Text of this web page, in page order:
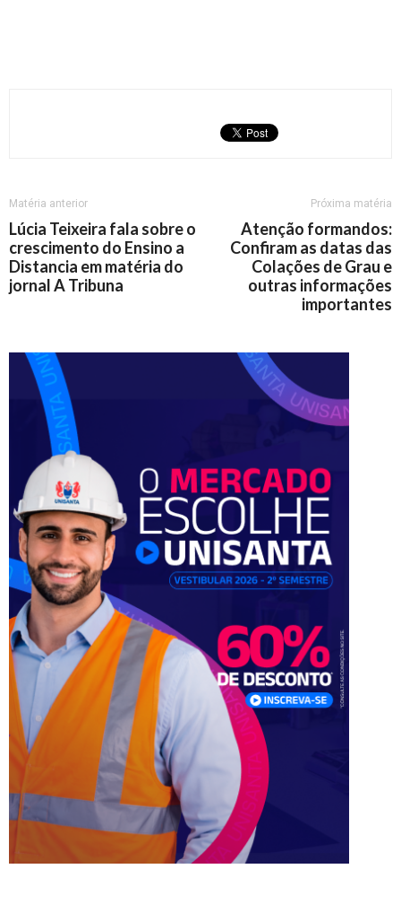
Matéria anterior
Lúcia Teixeira fala sobre o
crescimento do Ensino a
Distancia em matéria do
jornal A Tribuna
Próxima matéria
Atenção formandos:
Confiram as datas das
Colações de Grau e
outras informações
importantes